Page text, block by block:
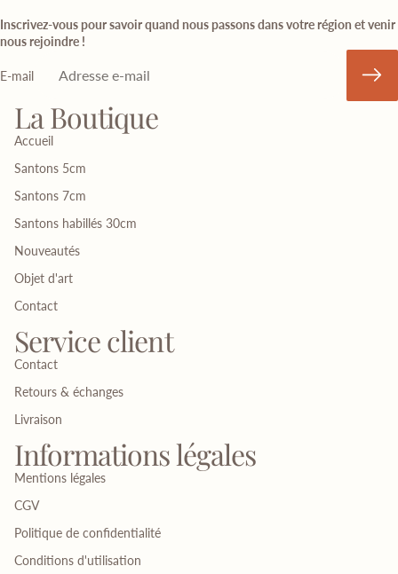
Inscrivez-vous pour savoir quand nous passons dans votre région et venir
nous rejoindre !
E-mail
La Boutique
Accueil
Santons 5cm
Santons 7cm
Santons habillés 30cm
Nouveautés
Objet d'art
Contact
Service client
Contact
Retours & échanges
Livraison
Informations légales
Mentions légales
CGV
Politique de confidentialité
Conditions d'utilisation